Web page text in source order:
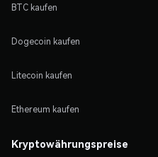
BTC kaufen
Dogecoin kaufen
Litecoin kaufen
Ethereum kaufen
Kryptowährungspreise